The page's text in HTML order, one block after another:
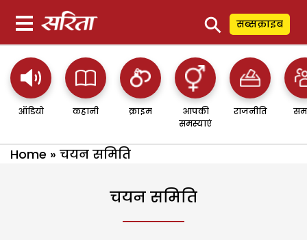
⚲ सब्सक्राइब
ऑडियो कहानी क्राइम
आपकी
समस्याएं
राजनीति
Home » चयन समिति
चयन समिति